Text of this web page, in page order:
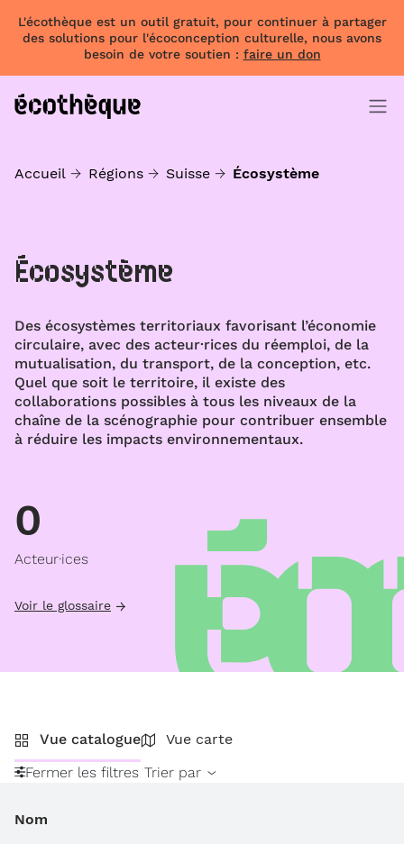
L'écothèque est un outil gratuit, pour continuer à partager
des solutions pour l'écoconception culturelle, nous avons
besoin de votre soutien : faire un don
Accueil Régions Suisse Écosystème
Écosystème
Des écosystèmes territoriaux favorisant l’économie
circulaire, avec des acteur·rices du réemploi, de la
mutualisation, du transport, de la conception, etc.
Quel que soit le territoire, il existe des
collaborations possibles à tous les niveaux de la
chaîne de la scénographie pour contribuer ensemble
à réduire les impacts environnementaux.
0
Acteur·ices
Voir le glossaire
Vue catalogue
Vue carte
Fermer les filtres Trier par
Nom